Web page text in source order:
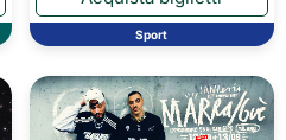
Sport